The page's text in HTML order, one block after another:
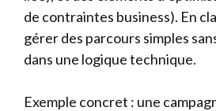
de contraintes business). En
gérer des parcours simples
dans une logique technique.
Exemple concret : une